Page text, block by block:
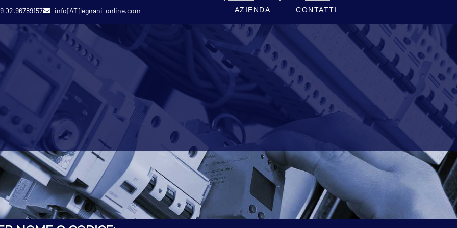
02.96789157 info[AT]legnani-online.com AZIENDA CONTATTI